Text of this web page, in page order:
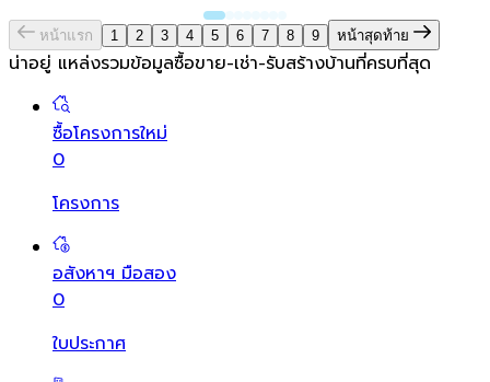
หน้าแรก 1 2 3 4 5 6 7 8 9 หน้าสุดท้าย
น่าอยู่ แหล่งรวมข้อมูลซื้อขาย-เช่า-รับสร้างบ้านที่ครบที่สุด
ซื้อโครงการใหม่
0
โครงการ
อสังหาฯ มือสอง
0
ใบประกาศ